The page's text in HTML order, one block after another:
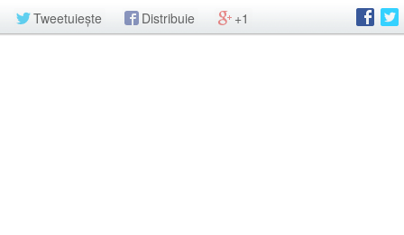
Tweetuiește Distribuie +1